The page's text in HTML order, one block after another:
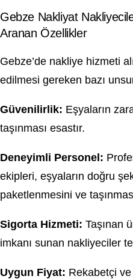
Gebze Nakliyat
Aranan Özellikler
Gebze’de nakliye hizmeti
edilmesi gereken bazı
Güvenilirlik: Eşyaların
taşınması esastır.
Deneyimli Personel:
ekipleri, eşyaların doğru
paketlenmesini ve
Sigorta Hizmeti: Taşınan
imkanı sunan nakliyeciler
Uygun Fiyat: Rekabetçi